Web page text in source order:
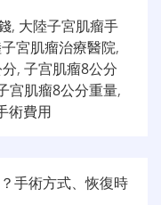
, 大陸子宮肌瘤手
宮肌瘤治療醫院,
, 子宫肌瘤8公分
宫肌瘤8公分重量,
術費用
手術方式、恢復時